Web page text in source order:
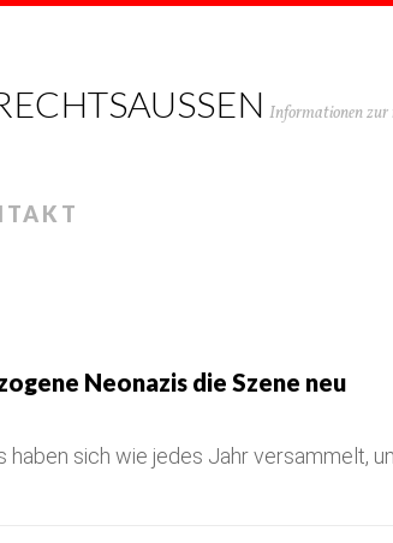
Informationen zur
Neonazis die Szene neu
haben sich wie jedes Jahr versammelt,